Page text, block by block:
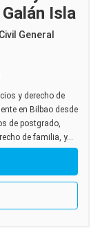
Isla
General
y derecho de
en Bilbao desde
de postgrado,
de familia, y...